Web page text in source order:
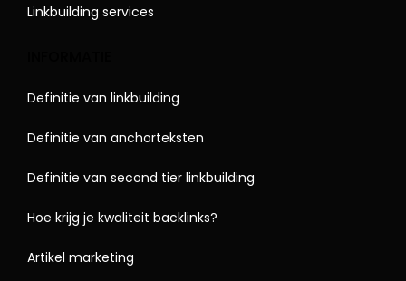
Linkbuilding services
Definitie van linkbuilding
Definitie van anchorteksten
Definitie van second tier linkbuilding
Hoe krijg je kwaliteit backlinks?
Artikel marketing